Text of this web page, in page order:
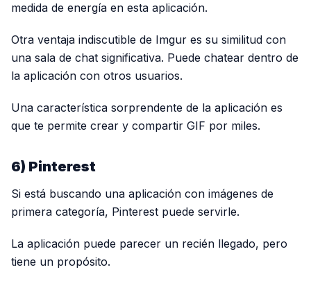
medida de energía en esta aplicación.
Otra ventaja indiscutible de Imgur es su similitud con
una sala de chat significativa. Puede chatear dentro de
la aplicación con otros usuarios.
Una característica sorprendente de la aplicación es
que te permite crear y compartir GIF por miles.
6) Pinterest
Si está buscando una aplicación con imágenes de
primera categoría, Pinterest puede servirle.
La aplicación puede parecer un recién llegado, pero
tiene un propósito.